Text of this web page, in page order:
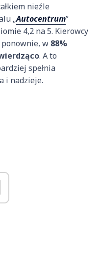
nieźle
„Autocentrum”
4,2 na 5. Kierowcy
w 88%
. A to
spełnia
i nadzieje.